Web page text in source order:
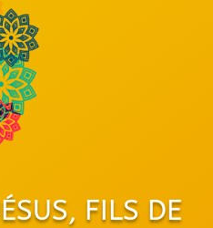
FILS DE